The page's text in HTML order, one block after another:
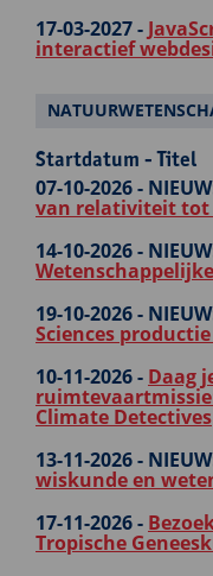
17-03-2027 -
interactief
Startdatum - Titel
07-10-2026 -
van relativiteit tot
14-10-2026 -
19-10-2026 -
Sciences
10-11-2026 - Daag
ruimtevaartmissie:
Climate Detectives
13-11-2026 -
wiskunde en
17-11-2026 -
Tropische